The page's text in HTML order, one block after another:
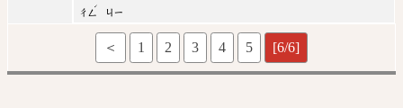
ㄔㄥ
ˊ
ㄐㄧ
＜ 1 2 3 4 5 [6/6]